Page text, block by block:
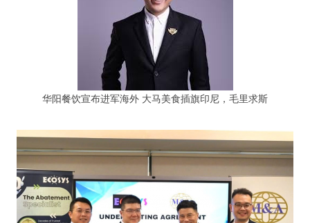
华阳餐饮宣布进军海外 大马美食插旗印尼，毛里求斯